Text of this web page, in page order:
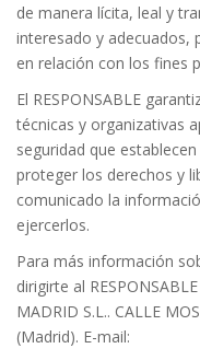
de manera lícita, leal y
interesado y adecuados,
en relación con los fines
El RESPONSABLE
técnicas y organizativas
seguridad que
proteger los derechos y
comunicado la
ejercerlos.
Para más información
dirigirte al
MADRID S.L.. CALLE
(Madrid). E-mail: